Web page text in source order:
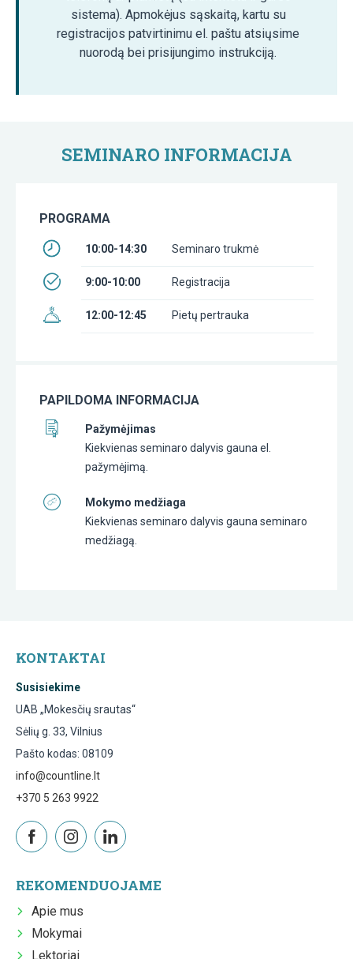
sistema). Apmokėjus sąskaitą, kartu su
registracijos patvirtinimu el. paštu atsiųsime
nuorodą bei prisijungimo instrukciją.
SEMINARO INFORMACIJA
PROGRAMA
10:00-14:30 Seminaro trukmė
9:00-10:00 Registracija
12:00-12:45 Pietų pertrauka
PAPILDOMA INFORMACIJA
Pažymėjimas
Kiekvienas seminaro dalyvis gauna el.
pažymėjimą.
Mokymo medžiaga
Kiekvienas seminaro dalyvis gauna seminaro
medžiagą.
KONTAKTAI
Susisiekime
UAB „Mokesčių srautas“
Sėlių g. 33, Vilnius
Pašto kodas: 08109
info@countline.lt
+370 5 263 9922
REKOMENDUOJAME
Apie mus
Mokymai
Lektoriai